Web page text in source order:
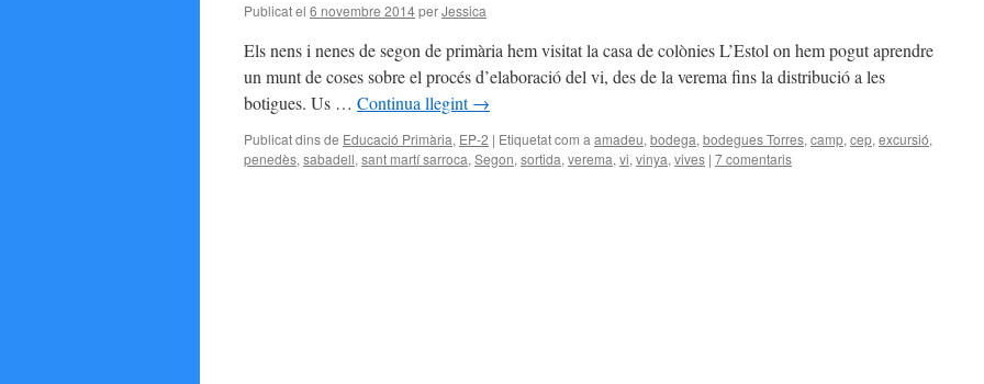
Publicat el 6 novembre 2014perJessica
Els nens i nenes de segon de primària hem visitat la casa de colònies L’Estol on hem pogut aprendre
un munt de coses sobre el procés d’elaboració del vi, des de la verema fins la distribució a les
botigues. Us … Continua llegint→
Publicat dins de Educació Primària, EP-2 | Etiquetat com a amadeu, bodega, bodegues Torres, camp, cep, excursió,
penedès, sabadell, sant martí sarroca, Segon, sortida, verema, vi, vinya, vives | 7 comentaris